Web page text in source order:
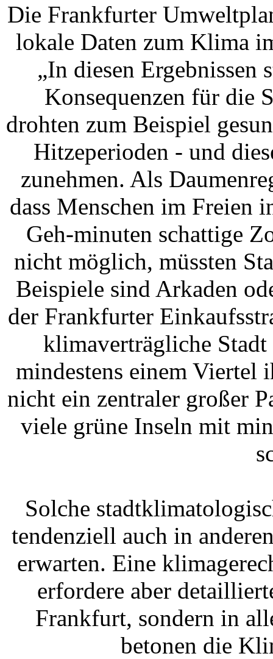
Die Frankfurter
lokale Daten zum Klima
„In diesen Ergebnissen
Konsequenzen für die
drohten zum Beispiel
Hitzeperioden - und
zunehmen. Als
dass Menschen im Freien
Geh-minuten schattige
nicht möglich, müssten
Beispiele sind Arkaden
der Frankfurter
klimaverträgliche
mindestens einem Viertel
nicht ein zentraler großer
viele grüne Inseln mit
Solche
tendenziell auch in
erwarten. Eine
erfordere aber
Frankfurt, sondern in
betonen die